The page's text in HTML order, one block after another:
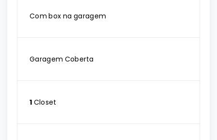
Com box na garagem
Garagem Coberta
1 Closet